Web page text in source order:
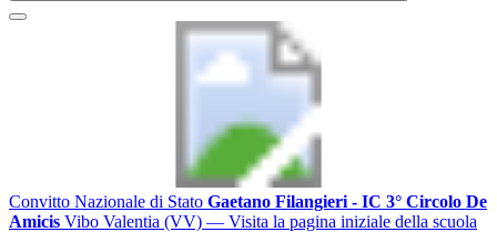
Convitto Nazionale di Stato Gaetano Filangieri - IC 3° Circolo De
Amicis Vibo Valentia (VV) — Visita la pagina iniziale della scuola